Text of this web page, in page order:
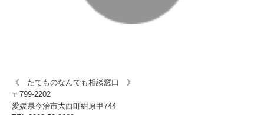
《 たてものなんでも相談窓口 》
〒799-2202
愛媛県今治市大西町紺原甲744